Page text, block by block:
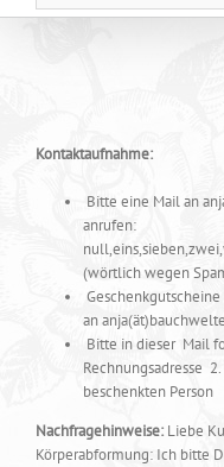
Kontaktaufnahme:
Bitte eine Mail an
anrufen:
(wörtlich wegen
an
Bitte in dieser Mail
Rechnungsadresse
beschenkten Person
Nachfragehinweise: Liebe
Körperabformung: Ich bitte